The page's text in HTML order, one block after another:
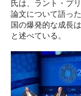
氏は、ラント・プ
論文について語っ
国の爆発的な成長
と述べている。